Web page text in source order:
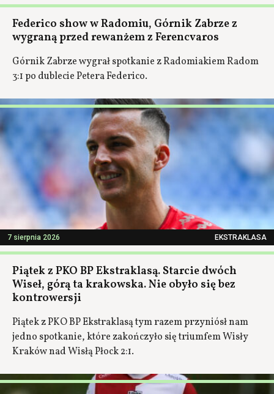
Federico show w Radomiu, Górnik Zabrze z
wygraną przed rewanżem z Ferencvaros
Górnik Zabrze wygrał spotkanie z Radomiakiem Radom
3:1 po dublecie Petera Federico.
7 sierpnia 2026 EKSTRAKLASA
Piątek z PKO BP Ekstraklasą. Starcie dwóch
Wiseł, górą ta krakowska. Nie obyło się bez
kontrowersji
Piątek z PKO BP Ekstraklasą tym razem przyniósł nam
jedno spotkanie, które zakończyło się triumfem Wisły
Kraków nad Wisłą Płock 2:1.